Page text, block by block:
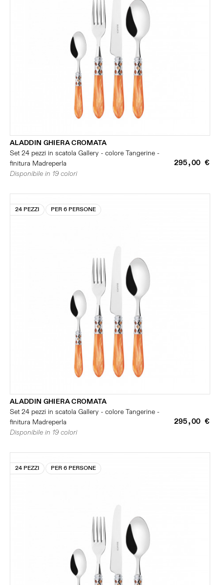
ALADDIN GHIERA CROMATA
Set 24 pezzi in scatola Gallery - colore Tangerine -
finitura Madreperla
295,00 €
Disponibile in 19 colori
24 PEZZI PER 6 PERSONE
ALADDIN GHIERA CROMATA
Set 24 pezzi in scatola Gallery - colore Tangerine -
finitura Madreperla
295,00 €
Disponibile in 19 colori
24 PEZZI PER 6 PERSONE